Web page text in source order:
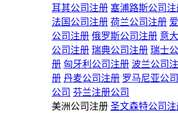
耳其公司注册 塞浦路斯公司注
法国公司注册 荷兰公司注册
公司注册 俄罗斯公司注册 意
公司注册 瑞典公司注册 瑞士
册 匈牙利公司注册 波兰公司
册 丹麦公司注册 罗马尼亚公
公司 芬兰注册公司
美洲公司注册 圣文森特公司注